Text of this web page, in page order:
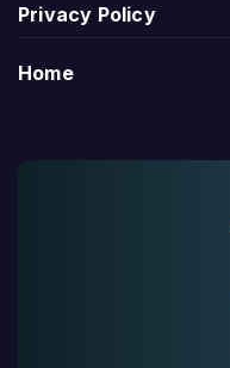
Privacy Policy
Home